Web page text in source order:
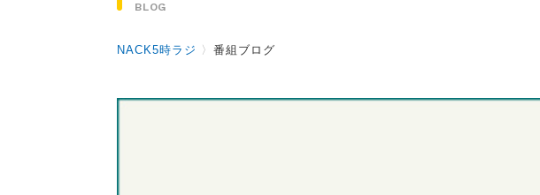
BLOG
NACK5時ラジ 〉 番組ブログ